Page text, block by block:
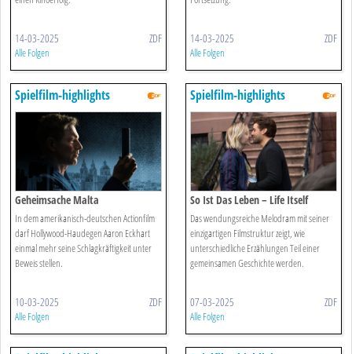
14-03-2025 ZDF
Alle Folgen
14-03-2025 ZDF
Alle Folgen
Spielfilm-highlights
Geheimsache Malta
In dem amerikanisch-deutschen Actionfilm
darf Hollywood-Haudegen Aaron Eckhart
einmal mehr seine Schlagkräftigkeit unter
Beweis stellen.
10-03-2025 ZDF
Alle Folgen
Spielfilm-highlights
So Ist Das Leben – Life Itself
Das wendungsreiche Melodram mit seiner
einzigartigen Filmstruktur zeigt, wie
unterschiedliche Erzählungen Teil einer
gemeinsamen Geschichte werden.
07-03-2025 ZDF
Alle Folgen